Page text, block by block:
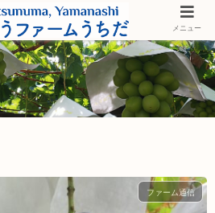
ファーム通信
メニュー